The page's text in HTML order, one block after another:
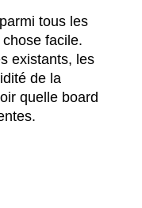
tous les
facile.
existants, les
de la
quelle board